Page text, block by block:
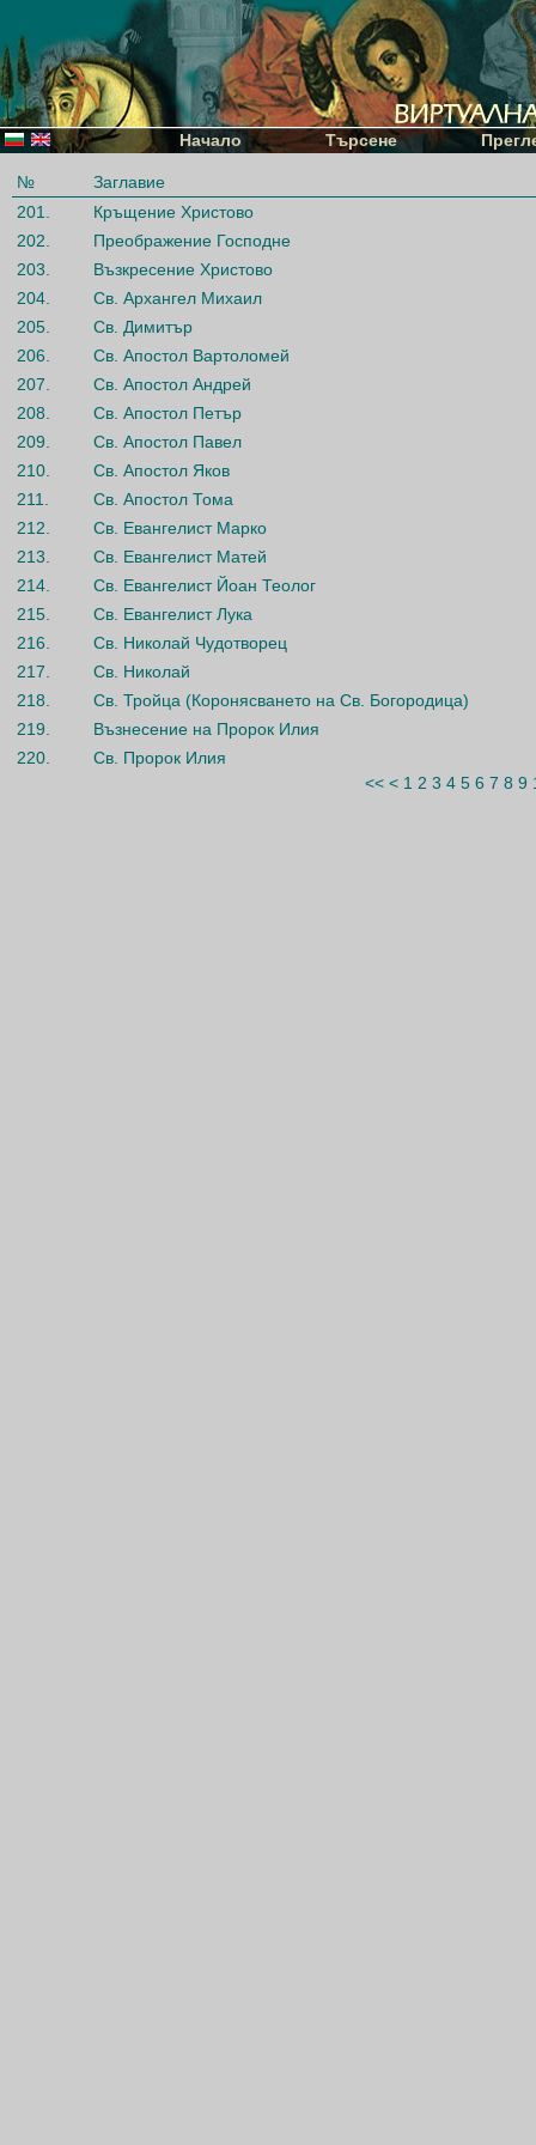
Начало Търсене
№
Заглавие
201.
Кръщение Христово
202.
Преображение Господне
203.
Възкресение Христово
204.
Св. Архангел Михаил
205.
Св. Димитър
206.
Св. Апостол Вартоломей
207.
Св. Апостол Андрей
208.
Св. Апостол Петър
209.
Св. Апостол Павел
210.
Св. Апостол Яков
211.
Св. Апостол Тома
212.
Св. Евангелист Марко
213.
Св. Евангелист Матей
214.
Св. Евангелист Йоан Теолог
215.
Св. Евангелист Лука
216.
Св. Николай Чудотворец
217.
Св. Николай
218.
Св. Тройца (Коронясването на Св. Богородица)
219.
Възнесение на Пророк Илия
220.
Св. Пророк Илия
<< < 1 2 3 4 5 6 7 8 9